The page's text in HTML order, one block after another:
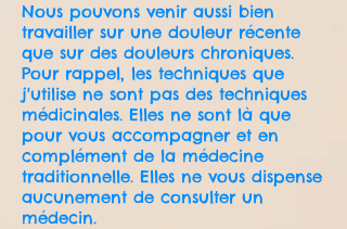
Nous pouvons venir aussi bien
travailler sur une douleur récente
que sur des douleurs chroniques.
Pour rappel, les techniques que
j'utilise ne sont pas des techniques
médicinales. Elles ne sont là que
pour vous accompagner et en
complément de la médecine
traditionnelle. Elles ne vous dispense
aucunement de consulter un
médecin.